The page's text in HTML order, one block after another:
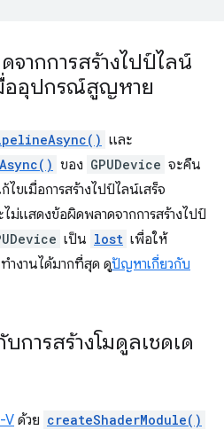
ากการสร้างไปป์ไลน์
ออุปกรณ์สูญหาย
และ
ของ GPUDevice จะคืน
ขเมื่อการสร้างไปป์ไลน์เสร็จ
แสดงข้อผิดพลาดจากการสร้างไปป์
เป็น lost เพื่อให้
งานได้มากที่สุด ดูปัญหาเกี่ยวกับ
การสร้างโมดูลเชดเด
V ด้วย createShaderModule()